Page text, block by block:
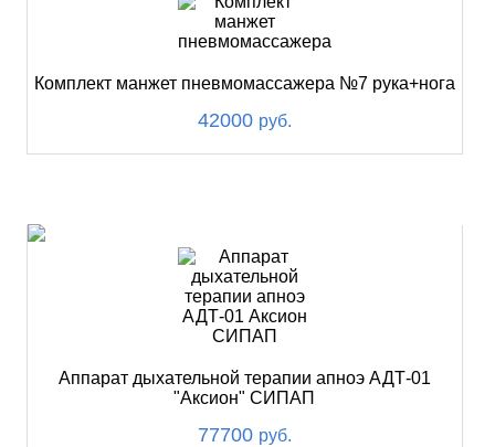
Комплект манжет пневмомассажера №7 рука+нога
42000 руб.
Аппарат дыхательной терапии апноэ АДТ-01
"Аксион" СИПАП
77700 руб.